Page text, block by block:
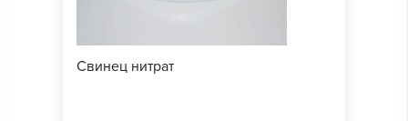
Свинец нитрат